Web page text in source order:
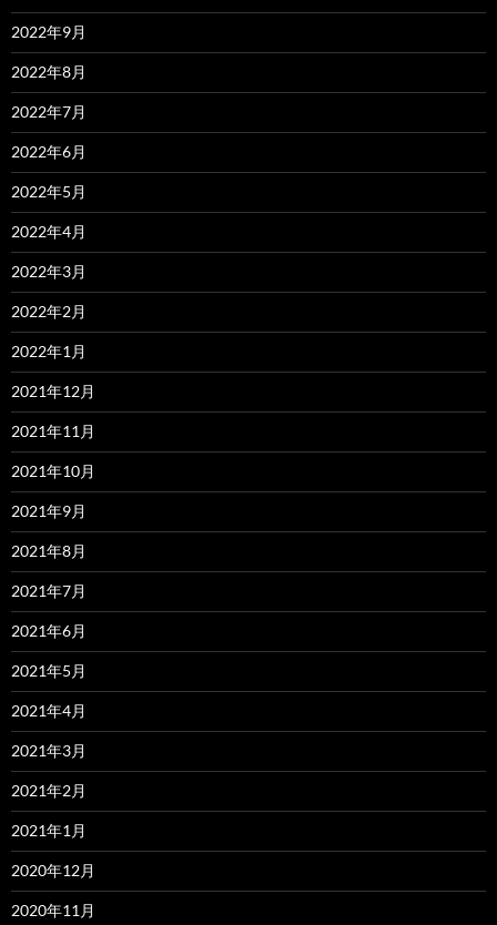
2022年9月
2022年8月
2022年7月
2022年6月
2022年5月
2022年4月
2022年3月
2022年2月
2022年1月
2021年12月
2021年11月
2021年10月
2021年9月
2021年8月
2021年7月
2021年6月
2021年5月
2021年4月
2021年3月
2021年2月
2021年1月
2020年12月
2020年11月